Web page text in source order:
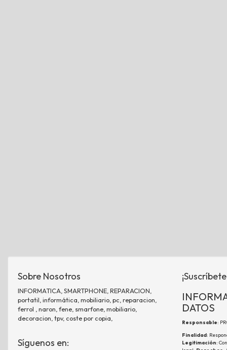
Sobre Nosotros
INFORMATICA, SMARTPHONE, REPARACION,
portatil, informática, mobiliario, pc, reparacion,
ferrol , naron, fene, smarfone, mobiliario,
decoracion, tpv, coste por copia,
Síguenos en:
DATOS
Responsable:
Finalidad:
Legitimación: